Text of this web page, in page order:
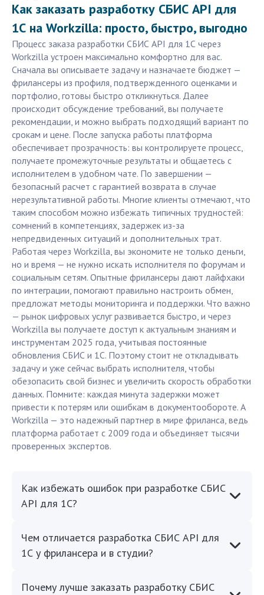
Как заказать разработку СБИС API для
1С на Workzilla: просто, быстро, выгодно
Процесс заказа разработки СБИС API для 1С через
Workzilla устроен максимально комфортно для вас.
Сначала вы описываете задачу и назначаете бюджет —
фрилансеры из профиля, подтвержденного оценками и
портфолио, готовы быстро откликнуться. Далее
происходит обсуждение требований, вы получаете
рекомендации, и можно выбрать подходящий вариант по
срокам и цене. После запуска работы платформа
обеспечивает прозрачность: вы контролируете процесс,
получаете промежуточные результаты и общаетесь с
исполнителем в удобном чате. По завершении —
безопасный расчет с гарантией возврата в случае
нерезультативной работы. Многие клиенты отмечают, что
таким способом можно избежать типичных трудностей:
сомнений в компетенциях, задержек из-за
непредвиденных ситуаций и дополнительных трат.
Работая через Workzilla, вы экономите не только деньги,
но и время — не нужно искать исполнителя по форумам и
социальным сетям. Опытные фрилансеры дают лайфхаки
по интеграции, помогают правильно настроить обмен,
предложат методы мониторинга и поддержки. Что важно
— рынок цифровых услуг развивается быстро, и через
Workzilla вы получаете доступ к актуальным знаниям и
инструментам 2025 года, учитывая постоянные
обновления СБИС и 1С. Поэтому стоит не откладывать
задачу и уже сейчас выбрать исполнителя, чтобы
обезопасить свой бизнес и увеличить скорость обработки
данных. Помните: каждая минута задержки может
привести к потерям или ошибкам в документообороте. А
Workzilla — это надежный партнер в мире фриланса, ведь
платформа работает с 2009 года и объединяет тысячи
проверенных экспертов.
Как избежать ошибок при разработке СБИС
API для 1С?
Чем отличается разработка СБИС API для
1С у фрилансера и в студии?
Почему лучше заказать разработку СБИС